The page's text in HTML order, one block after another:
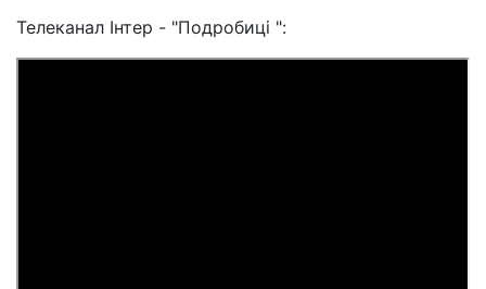
Телеканал Інтер - "Подробиці ":